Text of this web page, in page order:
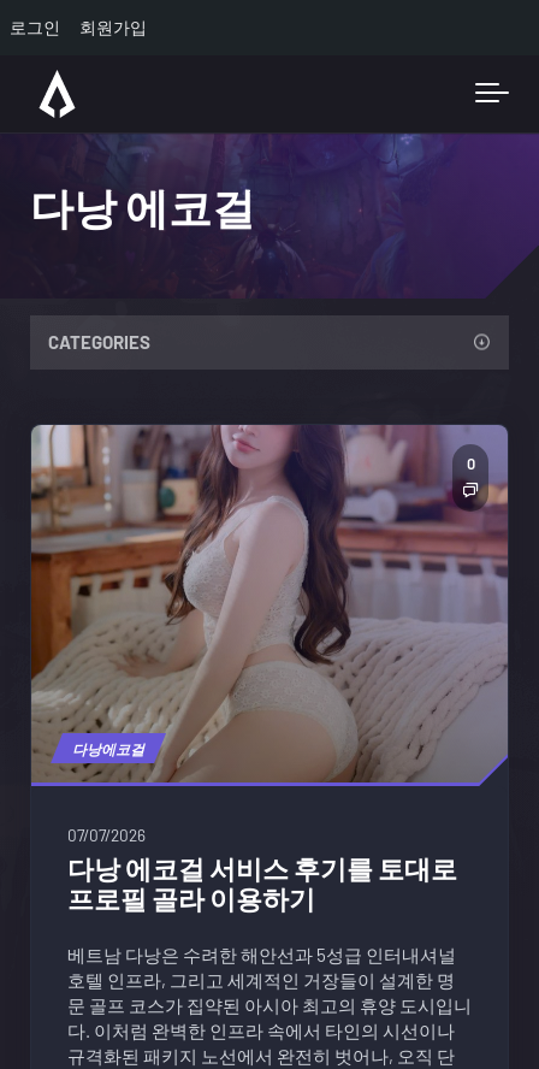
로그인 회원가입
Skip to main content
다낭 에코걸
CATEGORIES
다낭에코걸
0
07/07/2026
다낭 에코걸 서비스 후기를 토대로
프로필 골라 이용하기
베트남 다낭은 수려한 해안선과 5성급 인터내셔널
호텔 인프라, 그리고 세계적인 거장들이 설계한 명
문 골프 코스가 집약된 아시아 최고의 휴양 도시입니
다. 이처럼 완벽한 인프라 속에서 타인의 시선이나
규격화된 패키지 노선에서 완전히 벗어나, 오직 단